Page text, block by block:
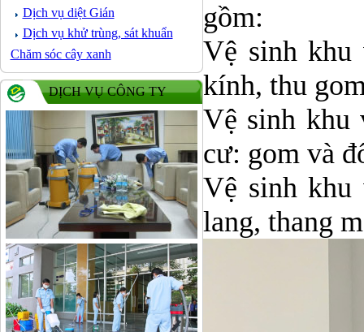
Dịch vụ diệt Gián
Dịch vụ khử trùng, sát khuẩn
Chăm sóc cây xanh
DỊCH VỤ CÔNG TY
gồm:
Vệ sinh khu
kính, thu
Vệ sinh khu
cư: gom và
Vệ sinh khu
lang, thang